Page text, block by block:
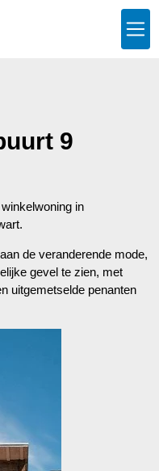
9
in
de veranderende mode,
gevel te zien, met
uitgemetselde penanten